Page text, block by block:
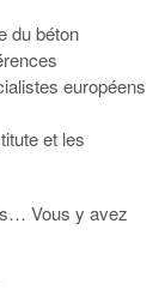
du béton
européens
et les
Vous y avez